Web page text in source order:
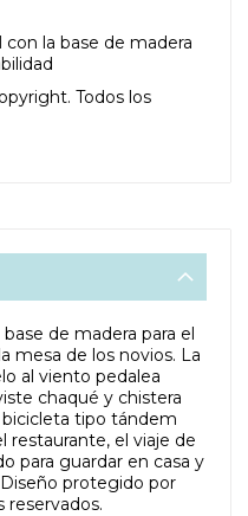
la base de madera
Todos los
de madera para el
mesa de los novios. La
al viento pedalea
chaqué y chistera
tipo tándem
restaurante, el viaje de
para guardar en casa y
protegido por
reservados.